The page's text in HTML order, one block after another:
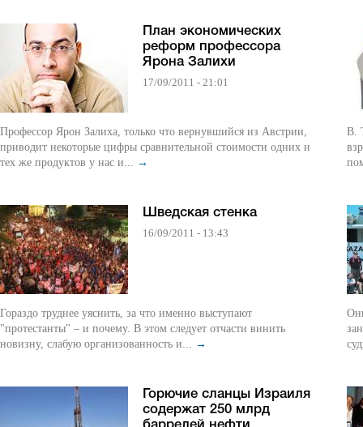
План экономических
реформ профессора
Ярона Залихи
17/09/2011 - 21:01
Профессор Ярон Залиха, только что вернувшийся из Австрии,
приводит некоторые цифры сравнительной стоимости одних и
тех же продуктов у нас и... →
Шведская стенка
16/09/2011 - 13:43
Гораздо труднее уяснить, за что именно выступают
"протестанты" – и почему. В этом следует отчасти винить
новизну, слабую организованность и... →
Горючие сланцы Израиля
содержат 250 млрд
В.